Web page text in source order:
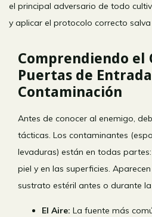
el principal adversario de todo
y aplicar el protocolo correcto salva
Comprendiendo el
Puertas de
Contaminación
Antes de conocer al enemigo,
tácticas. Los contaminantes
levaduras) están en todas
piel y en las superficies.
sustrato estéril antes o durante
El Aire: La fuente más